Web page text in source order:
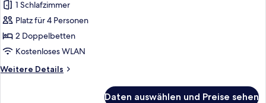
Doppelzimmer,
2 Doppelbetten,
barrierefrei,
zum
Garten
hin
1 Schlafzimmer
Platz für 4 Personen
2 Doppelbetten
Kostenloses WLAN
Weitere Details
Weitere
Daten auswählen und Preise sehen